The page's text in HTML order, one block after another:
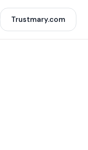
Trustmary.com